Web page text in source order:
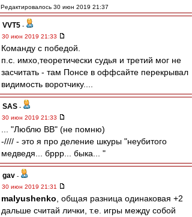
Редактировалось 30 июн 2019 21:37
VVT5 -
30 июн 2019 21:33
Команду с победой.
п.с. имхо,теоретически судья и третий мог не
засчитать - там Понсе в оффсайте перекрывал
видимость воротчику....
SAS -
30 июн 2019 21:33
... "Люблю ВВ" (не помню)
-//// - это я про деление шкуры "неубитого
медведя... бррр... быка... "
gav -
30 июн 2019 21:31
malyushenko , общая разница одинаковая +2
дальше считай лички, т.е. игры между собой